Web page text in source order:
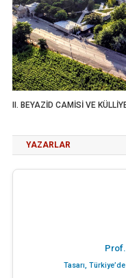
II. BEYAZİD CAMİSİ VE
YAZARLAR
Prof.
Tasarı,